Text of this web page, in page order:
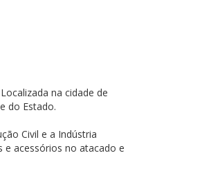
na cidade de
do Estado.
Civil e a Indústria
e acessórios no atacado e